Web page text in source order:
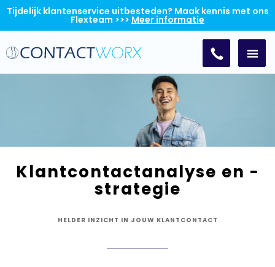
Tijdelijk klantenservice uitbesteden? Maak kennis met ons
Flexteam >>> Meer informatie
Klantcontactanalyse en -
strategie
HELDER INZICHT IN JOUW KLANTCONTACT